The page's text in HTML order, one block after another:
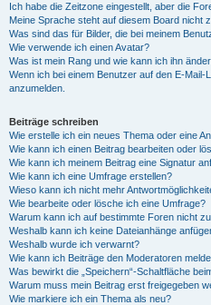
Ich habe die Zeitzone eingestellt, aber die
Meine Sprache steht auf diesem Board nicht
Was sind das für Bilder, die bei meinem
Wie verwende ich einen Avatar?
Was ist mein Rang und wie kann ich ihn
Wenn ich bei einem Benutzer auf den E-
anzumelden.
Beiträge schreiben
Wie erstelle ich ein neues Thema oder eine
Wie kann ich einen Beitrag bearbeiten oder
Wie kann ich meinem Beitrag eine Signatur
Wie kann ich eine Umfrage erstellen?
Wieso kann ich nicht mehr
Wie bearbeite oder lösche ich eine Umfrage?
Warum kann ich auf bestimmte Foren nicht
Weshalb kann ich keine Dateianhänge
Weshalb wurde ich verwarnt?
Wie kann ich Beiträge den Moderatoren
Was bewirkt die „Speichern“-Schaltfläche
Warum muss mein Beitrag erst freigegeben
Wie markiere ich ein Thema als neu?